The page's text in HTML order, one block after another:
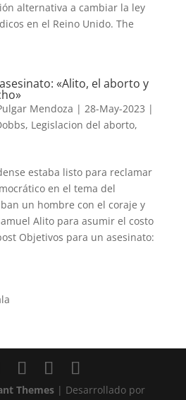
alternativa a cambiar la ley
en el Reino Unido. The
«Alito, el aborto y
Mendoza | 28-May-2023 |
, Legislacion del aborto,
estaba listo para reclamar
en el tema del
un hombre con el coraje y
Alito para asumir el costo
Objetivos para un asesinato:
Themes| Desarrollado por